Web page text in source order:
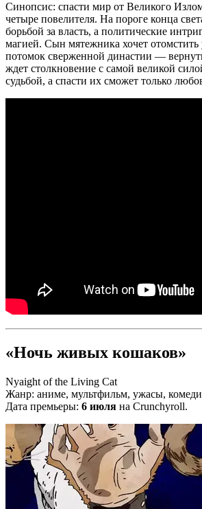
Синопсис: спасти мир от Великого
четыре повелителя. На пороге конца
борьбой за власть, а политические
магией. Сын мятежника хочет отомстить
потомок сверженной династии —
ждет столкновение с самой великой
судьбой, а спасти их сможет только
«Ночь живых кошаков»
Nyaight of the Living Cat
Жанр: аниме, мультфильм, ужасы,
Дата премьеры: 6 июля на Сrunchyroll.